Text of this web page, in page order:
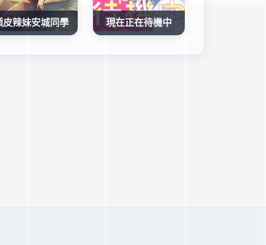
皮辣妹安城同學 現在正在待機中